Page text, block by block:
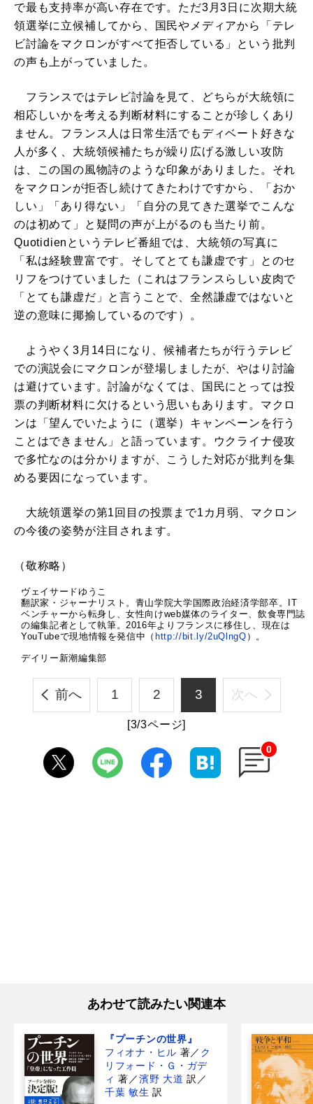
で最も支持率が高い存在です。ただ3月3日に次期大統
領選挙に立候補してから、国民やメディアから「テレ
ビ討論をマクロンがすべて拒否している」という批判
の声も上がっていました。
フランスではテレビ討論を見て、どちらが大統領に
相応しいかを考える判断材料にすることが珍しくあり
ません。フランス人は日常生活でもディベート好きな
人が多く、大統領候補たちが繰り広げる激しい攻防
は、この国の風物詩のような印象がありました。それ
をマクロンが拒否し続けてきたわけですから、「おか
しい」「あり得ない」「自分の見てきた選挙でこんな
のは初めて」と疑問の声が上がるのも当たり前。
Quotidienというテレビ番組では、大統領の写真に
「私は経験豊富です。そしてとても謙虚です」とのセ
リフをつけていました（これはフランスらしい皮肉で
「とても謙虚だ」と言うことで、全然謙虚ではないと
逆の意味に揶揄しているのです）。
ようやく3月14日になり、候補者たちが行うテレビ
での演説会にマクロンが登場しましたが、やはり討論
は避けています。討論がなくては、国民にとっては投
票の判断材料に欠けるという思いもあります。マクロ
ンは「望んでいたように（選挙）キャンペーンを行う
ことはできません」と語っています。ウクライナ侵攻
で多忙なのは分かりますが、こうした対応が批判を集
める要因になっています。
大統領選挙の第1回目の投票まで1カ月弱、マクロン
の今後の姿勢が注目されます。
（敬称略）
ヴェイサードゆうこ
翻訳家・ジャーナリスト。青山学院大学国際政治経済学部卒。IT
ベンチャーから転身し、女性向けweb媒体のライター、飲食専門誌
の編集記者として執筆。2016年よりフランスに移住し、現在は
YouTubeで現地情報を発信中（ http://bit.ly/2uQlngQ ）。
デイリー新潮編集部
前へ 1 2 3 次へ
[3/3ページ]
0
あわせて読みたい関連本
『プーチンの世界』
フィオナ・ヒル 著／ ク
リフォード・Ｇ・ガデ
ィ 著 ／濱野 大道 訳 ／
千葉 敏生 訳